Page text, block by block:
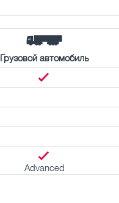
Грузовой автомобиль
Advanced